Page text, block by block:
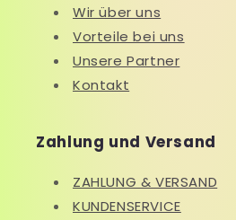
Wir über uns
Vorteile bei uns
Unsere Partner
Kontakt
Zahlung und Versand
ZAHLUNG & VERSAND
KUNDENSERVICE